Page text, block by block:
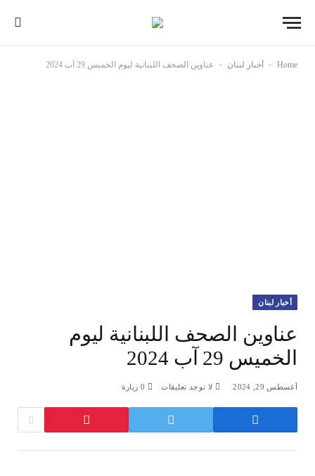
Home
- أخبار لبنان - عناوين الصحف اللبنانية ليوم الخميس 29 آب 2024
أخبار لبنان
عناوين الصحف اللبنانية ليوم
الخميس 29 آب 2024
أغسطس 29, 2024 لا توجد تعليقات 0 زيارة